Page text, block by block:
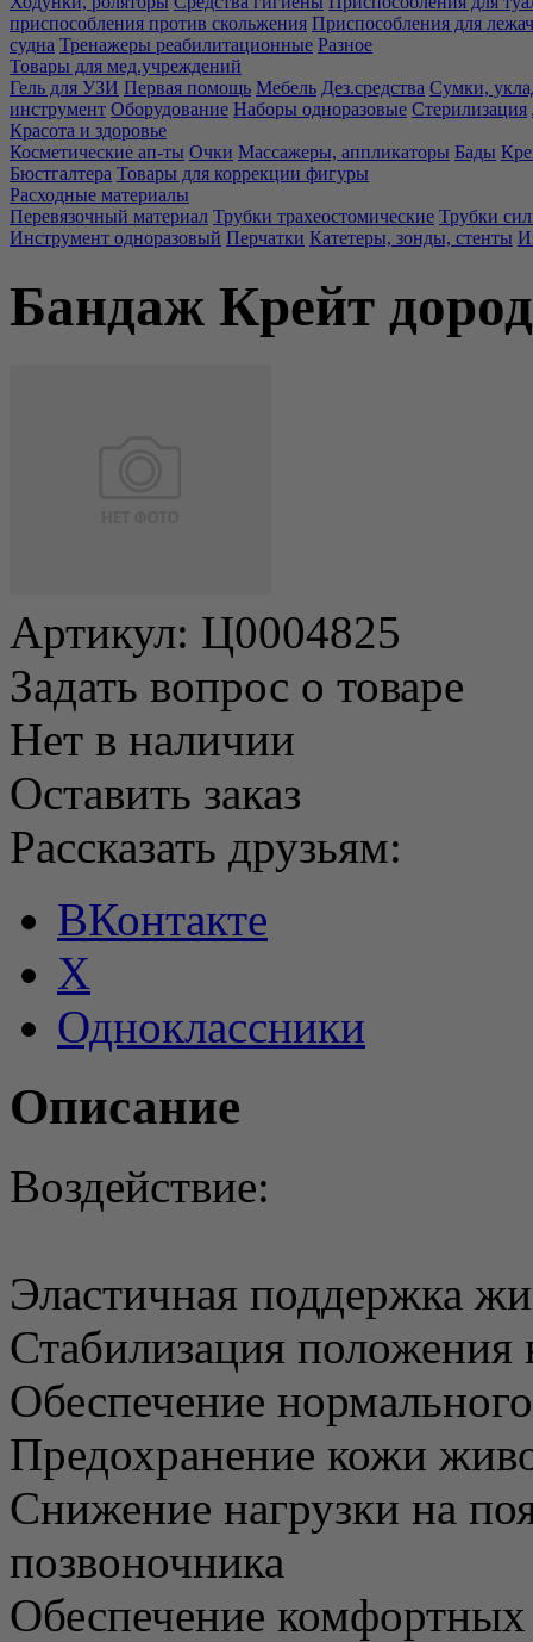
приспособления против скольжения Приспособления для
судна Тренажеры реабилитационные Разное
Товары для мед.учреждений
Гель для УЗИ Первая помощь Мебель Дез.средства Сумки,
инструмент Оборудование Наборы одноразовые Стерилизация
Красота и здоровье
Косметические ап-ты Очки Массажеры, аппликаторы Бады
Бюстгалтера Товары для коррекции фигуры
Расходные материалы
Перевязочный материал Трубки трахеостомические Трубки
Инструмент одноразовый Перчатки Катетеры, зонды, стенты
Бандаж Крейт
Артикул: Ц0004825
Задать вопрос о товаре
Нет в наличии
Оставить заказ
Рассказать друзьям:
ВКонтакте
X
Одноклассники
Описание
Воздействие:
Эластичная поддержка
Стабилизация положения
Обеспечение
Предохранение кожи
Снижение нагрузки на
позвоночника
Обеспечение